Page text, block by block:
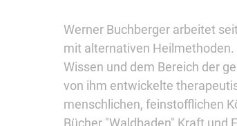
Werner Buchberger arbeitet
mit alternativen Heilmethoden.
Wissen und dem Bereich der
von ihm entwickelte
menschlichen, feinstofflichen